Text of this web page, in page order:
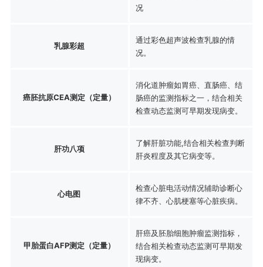
况
乳腺彩超
通过彩色超声波检查乳腺的情
况。
癌胚抗原CEA测定（定量）
消化道肿瘤如胃癌、直肠癌、结
肠癌的监测指标之一，结合相关
检查动态监测可早期发现病变。
肝功八项
了解肝脏功能,结合相关检查判断
肝炎程度及其它病变等。
心电图
检查心脏电活动情况辅助诊断心
律不齐、心肌梗塞等心脏疾病。
甲胎蛋白AFP测定（定量）
肝癌及胚胎细胞肿瘤监测指标，
结合相关检查动态监测可早期发
现病变。